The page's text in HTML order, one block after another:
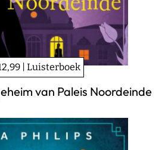
| Luisterboek
van Paleis Noordeinde